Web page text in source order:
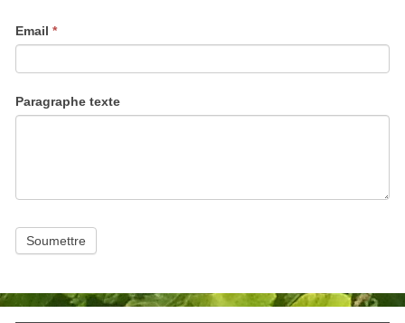
Email*
Paragraphe texte
Soumettre